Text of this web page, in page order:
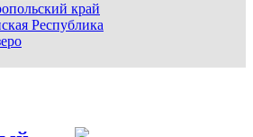
край
Республика